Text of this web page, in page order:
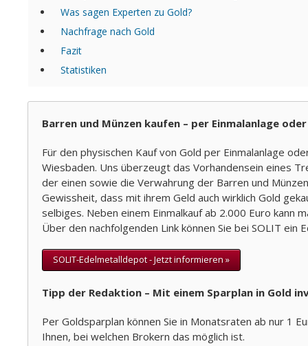
Was sagen Experten zu Gold?
Nachfrage nach Gold
Fazit
Statistiken
Barren und Münzen kaufen – per Einmalanlage
Für den physischen Kauf von Gold per Einmalanlage
Wiesbaden. Uns überzeugt das Vorhandensein eines
der einen sowie die Verwahrung der Barren und
Gewissheit, dass mit ihrem Geld auch wirklich Gold
selbiges. Neben einem Einmalkauf ab 2.000 Euro kann
Über den nachfolgenden Link können Sie bei SOLIT
SOLIT-Edelmetalldepot - Jetzt informieren »
Tipp der Redaktion – Mit einem Sparplan in Gold
Per Goldsparplan können Sie in Monatsraten ab nur 1
Ihnen, bei welchen Brokern das möglich ist.